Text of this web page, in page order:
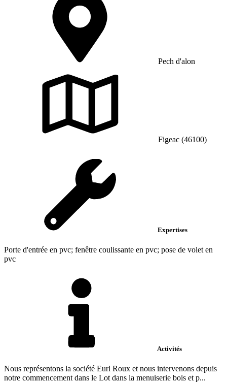
Pech d'alon
Figeac (46100)
Expertises
Porte d'entrée en pvc; fenêtre coulissante en pvc; pose de volet en
pvc
Activités
Nous représentons la société Eurl Roux et nous intervenons depuis
notre commencement dans le Lot dans la menuiserie bois et p...